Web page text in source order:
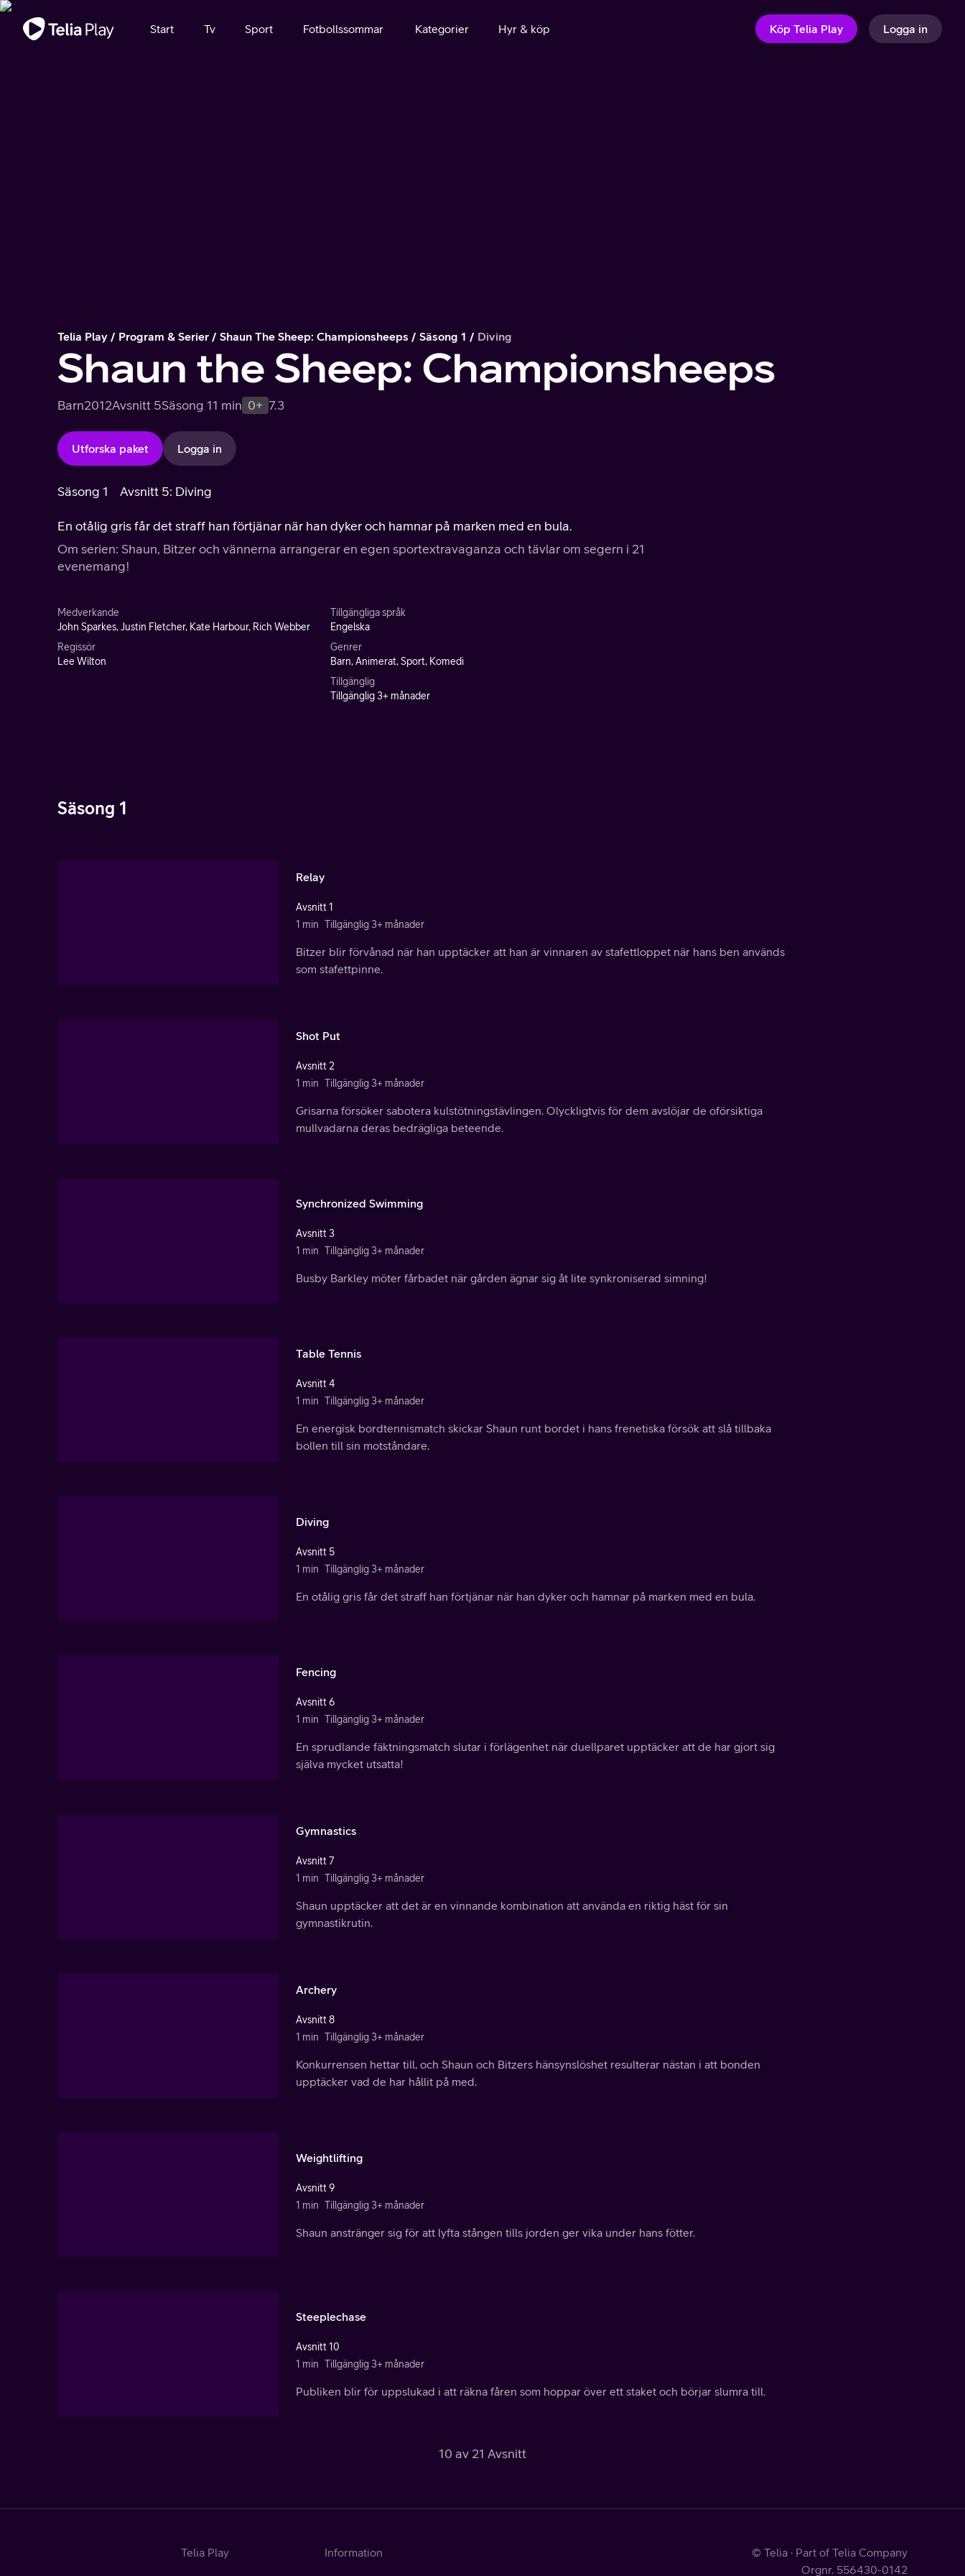
Viktigt meddelande
Start Tv Sport Fotbollssommar Kategorier Hyr & köp Köp Telia Play Logga in
Telia Play Program & Serier Shaun The Sheep: Championsheeps Säsong 1 Diving
Shaun the Sheep: Championsheeps
Barn2012Avsnitt 5Säsong 11 min 0+ 7.3
Utforska paket Logga in
Säsong 1 Avsnitt 5: Diving
En otålig gris får det straff han förtjänar när han dyker och hamnar på marken med en bula.
Om serien: Shaun, Bitzer och vännerna arrangerar en egen sportextravaganza och tävlar om segern i 21
evenemang!
Medverkande
John Sparkes, Justin Fletcher, Kate Harbour, Rich Webber
Regissör
Lee Wilton
Tillgängliga språk
Engelska
Genrer
Barn, Animerat, Sport, Komedi
Tillgänglig
Tillgänglig 3+ månader
Säsong 1
Relay
Avsnitt 1
1 min Tillgänglig 3+ månader
Bitzer blir förvånad när han upptäcker att han är vinnaren av stafettloppet när hans ben används
som stafettpinne.
Shot Put
Avsnitt 2
1 min Tillgänglig 3+ månader
Grisarna försöker sabotera kulstötningstävlingen. Olyckligtvis för dem avslöjar de oförsiktiga
mullvadarna deras bedrägliga beteende.
Synchronized Swimming
Avsnitt 3
1 min Tillgänglig 3+ månader
Busby Barkley möter fårbadet när gården ägnar sig åt lite synkroniserad simning!
Table Tennis
Avsnitt 4
1 min Tillgänglig 3+ månader
En energisk bordtennismatch skickar Shaun runt bordet i hans frenetiska försök att slå tillbaka
bollen till sin motståndare.
Diving
Avsnitt 5
1 min Tillgänglig 3+ månader
En otålig gris får det straff han förtjänar när han dyker och hamnar på marken med en bula.
Fencing
Avsnitt 6
1 min Tillgänglig 3+ månader
En sprudlande fäktningsmatch slutar i förlägenhet när duellparet upptäcker att de har gjort sig
själva mycket utsatta!
Gymnastics
Avsnitt 7
1 min Tillgänglig 3+ månader
Shaun upptäcker att det är en vinnande kombination att använda en riktig häst för sin
gymnastikrutin.
Archery
Avsnitt 8
1 min Tillgänglig 3+ månader
Konkurrensen hettar till, och Shaun och Bitzers hänsynslöshet resulterar nästan i att bonden
upptäcker vad de har hållit på med.
Weightlifting
Avsnitt 9
1 min Tillgänglig 3+ månader
Shaun anstränger sig för att lyfta stången tills jorden ger vika under hans fötter.
Steeplechase
Avsnitt 10
1 min Tillgänglig 3+ månader
Publiken blir för uppslukad i att räkna fåren som hoppar över ett staket och börjar slumra till.
10 av 21 Avsnitt
Telia Play
Information
© Telia · Part of Telia Company
Orgnr. 556430-0142